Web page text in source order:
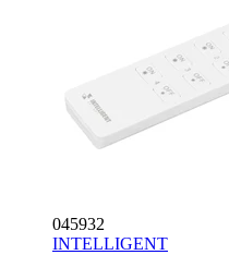
045932
INTELLIGENT